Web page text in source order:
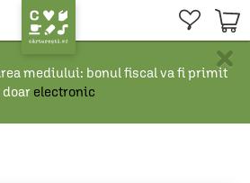
×
mediului: bonul fiscal va fi primit
doar electronic